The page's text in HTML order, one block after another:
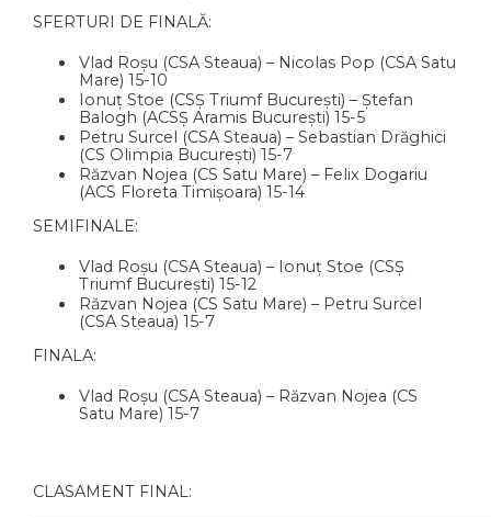
SFERTURI DE FINALĂ:
Vlad Roșu (CSA Steaua) – Nicolas Pop (CSA Satu
Mare) 15-10
Ionuț Stoe (CSȘ Triumf București) – Ștefan
Balogh (ACSȘ Aramis București) 15-5
Petru Surcel (CSA Steaua) – Sebastian Drăghici
(CS Olimpia București) 15-7
Răzvan Nojea (CS Satu Mare) – Felix Dogariu
(ACS Floreta Timișoara) 15-14
SEMIFINALE:
Vlad Roșu (CSA Steaua) – Ionuț Stoe (CSȘ
Triumf București) 15-12
Răzvan Nojea (CS Satu Mare) – Petru Surcel
(CSA Steaua) 15-7
FINALA:
Vlad Roșu (CSA Steaua) – Răzvan Nojea (CS
Satu Mare) 15-7
CLASAMENT FINAL: